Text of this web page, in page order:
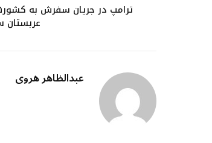
ترامپ در جریان سفرش به
عبدالظاهر هروی